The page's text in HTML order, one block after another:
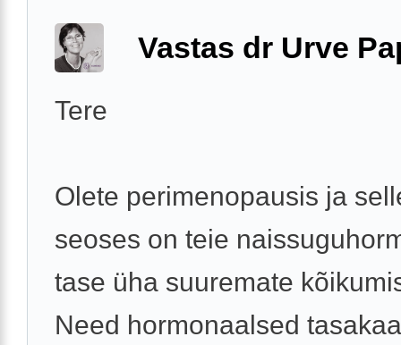
Vastas dr Urve
Tere
Olete perimenopausis ja
seoses on teie
tase üha suuremate
Need hormonaalsed